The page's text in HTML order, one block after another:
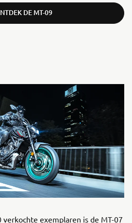
DE MT-09
exemplaren is de MT-07